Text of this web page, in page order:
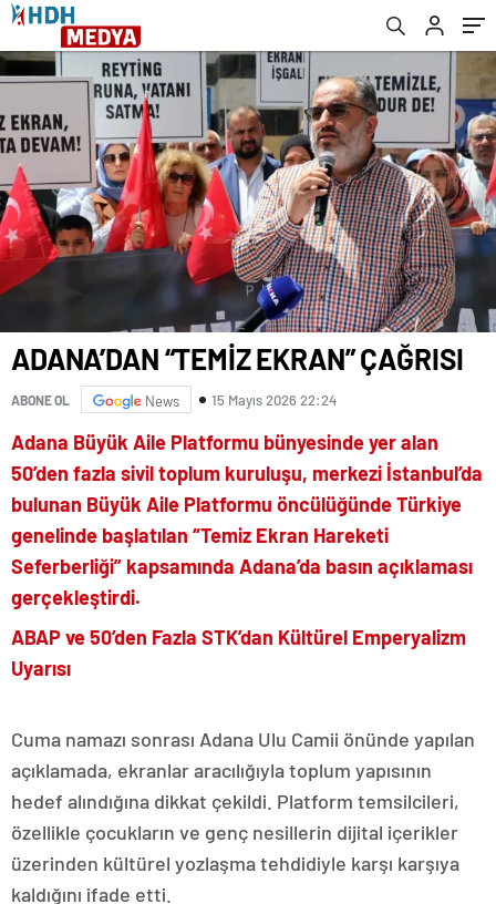
ADANA’DAN “TEMİZ EKRAN” ÇAĞRISI
ABONE OL News 15 Mayıs 2026 22:24
Adana Büyük Aile Platformu bünyesinde yer alan
50’den fazla sivil toplum kuruluşu, merkezi İstanbul’da
bulunan Büyük Aile Platformu öncülüğünde Türkiye
genelinde başlatılan “Temiz Ekran Hareketi
Seferberliği” kapsamında Adana’da basın açıklaması
gerçekleştirdi.
ABAP ve 50’den Fazla STK’dan Kültürel Emperyalizm
Uyarısı
Cuma namazı sonrası Adana Ulu Camii önünde yapılan
açıklamada, ekranlar aracılığıyla toplum yapısının
hedef alındığına dikkat çekildi. Platform temsilcileri,
özellikle çocukların ve genç nesillerin dijital içerikler
üzerinden kültürel yozlaşma tehdidiyle karşı karşıya
kaldığını ifade etti.